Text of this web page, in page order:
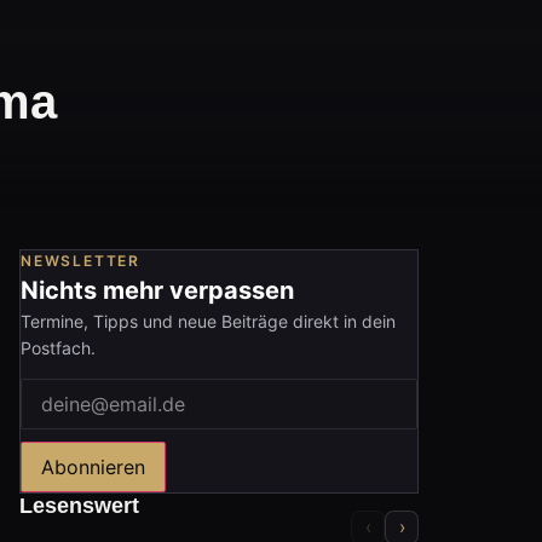
NEWSLETTER
Nichts mehr verpassen
Termine, Tipps und neue Beiträge direkt in dein
Postfach.
Abonnieren
Lesenswert
‹ ›